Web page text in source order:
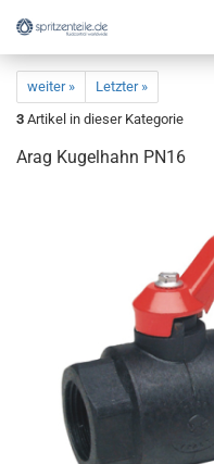
weiter »
Letzter »
3 Artikel in dieser Kategorie
Arag Kugelhahn PN16